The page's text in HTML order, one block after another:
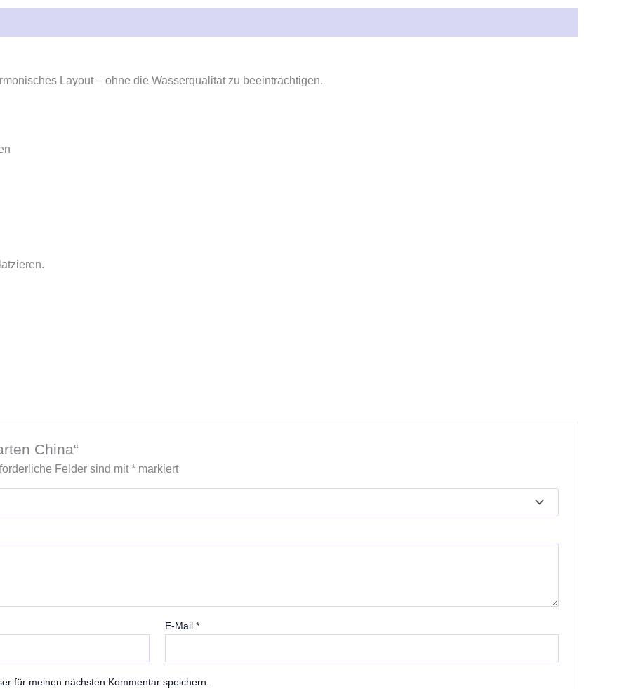
Layout – ohne die Wasserqualität zu beeinträchtigen.
China“
Felder sind mit*markiert
E-Mail*
für meinen nächsten Kommentar speichern.